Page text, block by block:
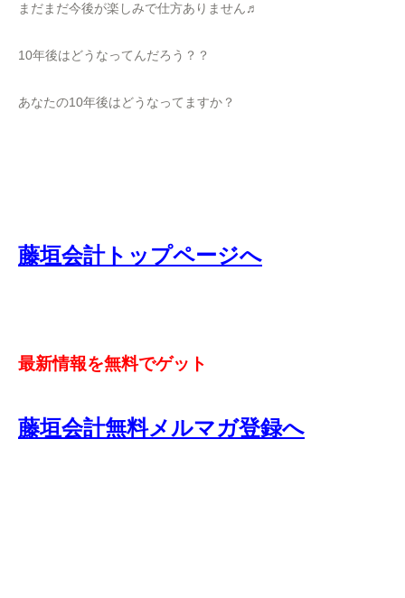
まだまだ今後が楽しみで仕方ありません♬
10年後はどうなってんだろう？？
あなたの10年後はどうなってますか？
藤垣会計トップページへ
最新情報を無料でゲット
藤垣会計無料メルマガ登録へ